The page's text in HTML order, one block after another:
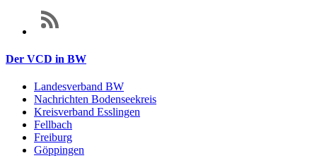
Der VCD in BW
Landesverband BW
Nachrichten Bodenseekreis
Kreisverband Esslingen
Fellbach
Freiburg
Göppingen